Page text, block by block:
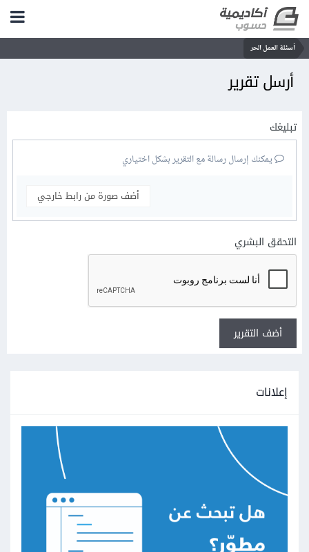
أسئلة العمل الحر
أرسل تقرير
تبليغك
يمكنك إرسال رسالة مع التقرير بشكل اختياري
أضف صورة من رابط خارجي
التحقق البشري
أضف التقرير
إعلانات